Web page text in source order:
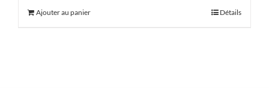
Ajouter au panier Détails